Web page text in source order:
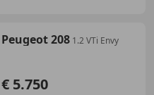
Peugeot 208 1.2 VTi Envy
€ 5.750